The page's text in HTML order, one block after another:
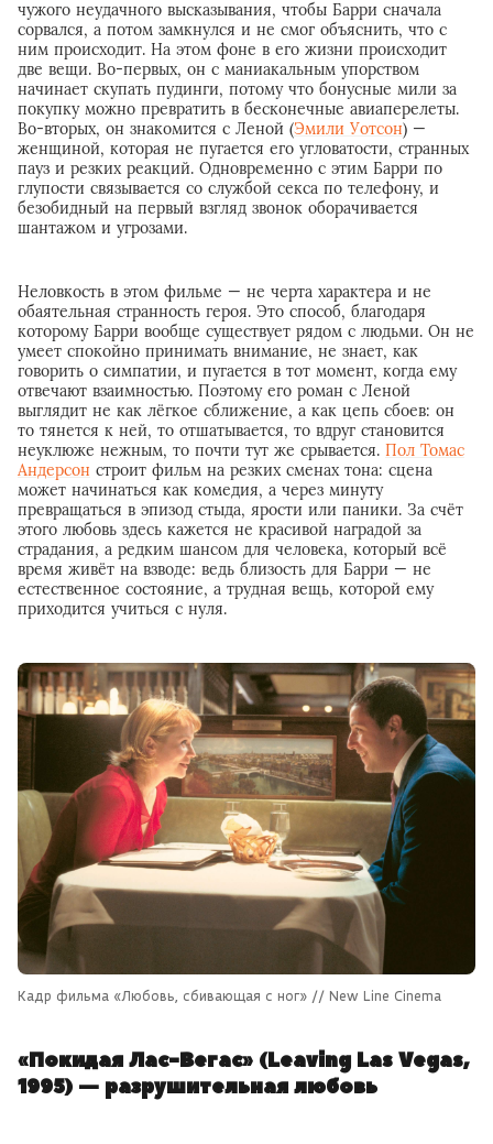
чужого неудачного высказывания, чтобы Барри сначала
сорвался, а потом замкнулся и не смог объяснить, что с
ним происходит. На этом фоне в его жизни происходит
две вещи. Во-первых, он с маниакальным упорством
начинает скупать пудинги, потому что бонусные мили за
покупку можно превратить в бесконечные авиаперелеты.
Во-вторых, он знакомится с Леной (Эмили Уотсон) —
женщиной, которая не пугается его угловатости, странных
пауз и резких реакций. Одновременно с этим Барри по
глупости связывается со службой секса по телефону, и
безобидный на первый взгляд звонок оборачивается
шантажом и угрозами.
Неловкость в этом фильме — не черта характера и не
обаятельная странность героя. Это способ, благодаря
которому Барри вообще существует рядом с людьми. Он не
умеет спокойно принимать внимание, не знает, как
говорить о симпатии, и пугается в тот момент, когда ему
отвечают взаимностью. Поэтому его роман с Леной
выглядит не как лёгкое сближение, а как цепь сбоев: он
то тянется к ней, то отшатывается, то вдруг становится
неуклюже нежным, то почти тут же срывается. Пол Томас
Андерсон строит фильм на резких сменах тона: сцена
может начинаться как комедия, а через минуту
превращаться в эпизод стыда, ярости или паники. За счёт
этого любовь здесь кажется не красивой наградой за
страдания, а редким шансом для человека, который всё
время живёт на взводе: ведь близость для Барри — не
естественное состояние, а трудная вещь, которой ему
приходится учиться с нуля.
Кадр фильма «Любовь, сбивающая с ног» // New Line Cinema
«Покидая Лас-Вегас» (Leaving Las Vegas,
1995) — разрушительная любовь